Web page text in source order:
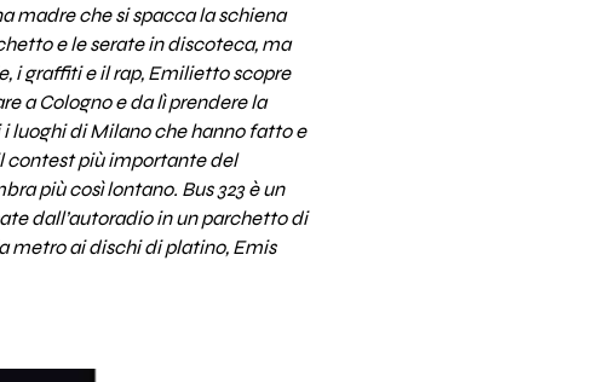
madre che si spacca la schiena
e le serate in discoteca, ma
i graffiti e il rap, Emilietto scopre
a Cologno e da lì prendere la
luoghi di Milano che hanno fatto e
contest più importante del
più così lontano. Bus 323 è un
dall’autoradio in un parchetto di
metro ai dischi di platino, Emis